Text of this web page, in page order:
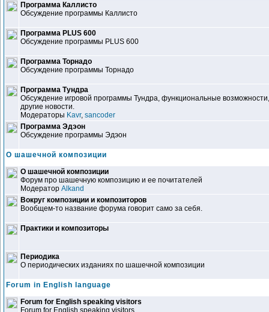
Программа Каллисто
Обсуждение программы Каллисто
Программа PLUS 600
Обсуждение программы PLUS 600
Программа Торнадо
Обсуждение программы Торнадо
Программа Тундра
Обсуждение игровой программы Тундра, функциональные
другие новости.
Модераторы Kavr, sancoder
Программа Эдэон
Обсуждение программы Эдэон
О шашечной композиции
О шашечной композиции
Форум про шашечную композицию и ее почитателей
Модератор Alkand
Вокруг композиции и композиторов
Вообщем-то название форума говорит само за себя.
Практики и композиторы
Периодика
О периодических изданиях по шашечной композиции
Forum in English language
Forum for English speaking visitors
Forum for English speaking visitors